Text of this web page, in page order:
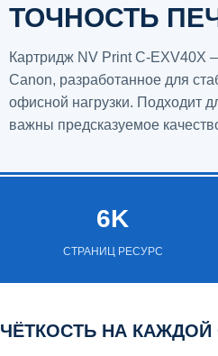
ТОЧНОСТЬ
Картридж NV Print C-
Canon, разработанное для
офисной нагрузки. Подходит
важны предсказуемое
6K
СТРАНИЦ РЕСУРС
ЧЁТКОСТЬ НА КАЖДОЙ